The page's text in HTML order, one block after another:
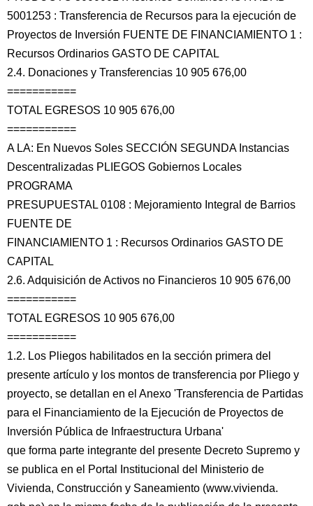
5001253 : Transferencia de Recursos para la ejecución de
Proyectos de Inversión FUENTE DE FINANCIAMIENTO 1 :
Recursos Ordinarios GASTO DE CAPITAL
2.4. Donaciones y Transferencias 10 905 676,00
===========
TOTAL EGRESOS 10 905 676,00
===========
A LA: En Nuevos Soles SECCIÓN SEGUNDA Instancias
Descentralizadas PLIEGOS Gobiernos Locales
PROGRAMA
PRESUPUESTAL 0108 : Mejoramiento Integral de Barrios
FUENTE DE
FINANCIAMIENTO 1 : Recursos Ordinarios GASTO DE
CAPITAL
2.6. Adquisición de Activos no Financieros 10 905 676,00
===========
TOTAL EGRESOS 10 905 676,00
===========
1.2. Los Pliegos habilitados en la sección primera del
presente artículo y los montos de transferencia por Pliego y
proyecto, se detallan en el Anexo 'Transferencia de Partidas
para el Financiamiento de la Ejecución de Proyectos de
Inversión Pública de Infraestructura Urbana'
que forma parte integrante del presente Decreto Supremo y
se publica en el Portal Institucional del Ministerio de
Vivienda, Construcción y Saneamiento (www.vivienda.